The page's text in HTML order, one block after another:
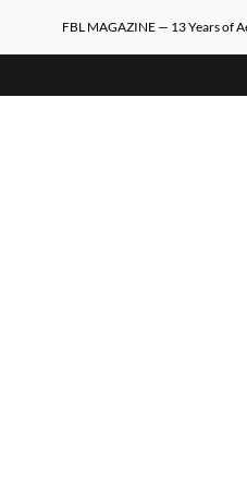
FBL MAGAZINE — 13 Years of